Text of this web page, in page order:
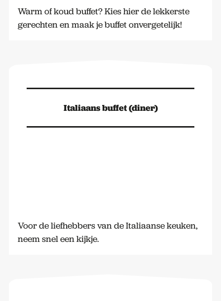
Warm of koud buffet? Kies hier de lekkerste
gerechten en maak je buffet onvergetelijk!
Italiaans buffet (diner)
Voor de liefhebbers van de Italiaanse keuken,
neem snel een kijkje.